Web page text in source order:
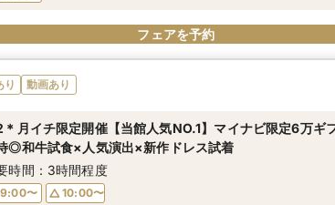
フェアを予約
り 動画あり
＊月イチ限定開催【当館人気NO.1】マイナビ限定6万ギ
◎和牛試食×人気演出×新作ドレス試着
時間：3時間程度
9:00〜
10:00〜